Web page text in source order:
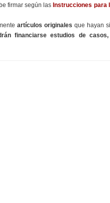
firmar según las Instrucciones para
artículos originales que hayan
financiarseestudios de casos,